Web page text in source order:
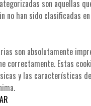
son aquellas
no han sido clasificadas
son absolutamente
correctamente. Estas
y las características